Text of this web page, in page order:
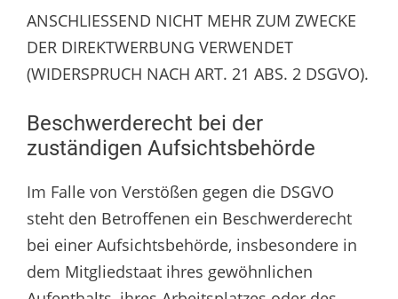
ANSCHLIESSEND NICHT MEHR ZUM ZWECKE
DER DIREKTWERBUNG VERWENDET
(WIDERSPRUCH NACH ART. 21 ABS. 2 DSGVO).
Beschwerderecht bei der
zuständigen Aufsichtsbehörde
Im Falle von Verstößen gegen die DSGVO
steht den Betroffenen ein Beschwerderecht
bei einer Aufsichtsbehörde, insbesondere in
dem Mitgliedstaat ihres gewöhnlichen